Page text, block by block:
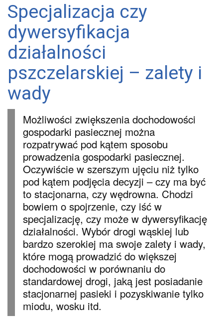
Specjalizacja czy
dywersyfikacja
działalności
pszczelarskiej – zalety i
wady
Możliwości zwiększenia dochodowości
gospodarki pasiecznej można
rozpatrywać pod kątem sposobu
prowadzenia gospodarki pasiecznej.
Oczywiście w szerszym ujęciu niż tylko
pod kątem podjęcia decyzji – czy ma być
to stacjonarna, czy wędrowna. Chodzi
bowiem o spojrzenie, czy iść w
specjalizację, czy może w dywersyfikację
działalności. Wybór drogi wąskiej lub
bardzo szerokiej ma swoje zalety i wady,
które mogą prowadzić do większej
dochodowości w porównaniu do
standardowej drogi, jaką jest posiadanie
stacjonarnej pasieki i pozyskiwanie tylko
miodu, wosku itd.